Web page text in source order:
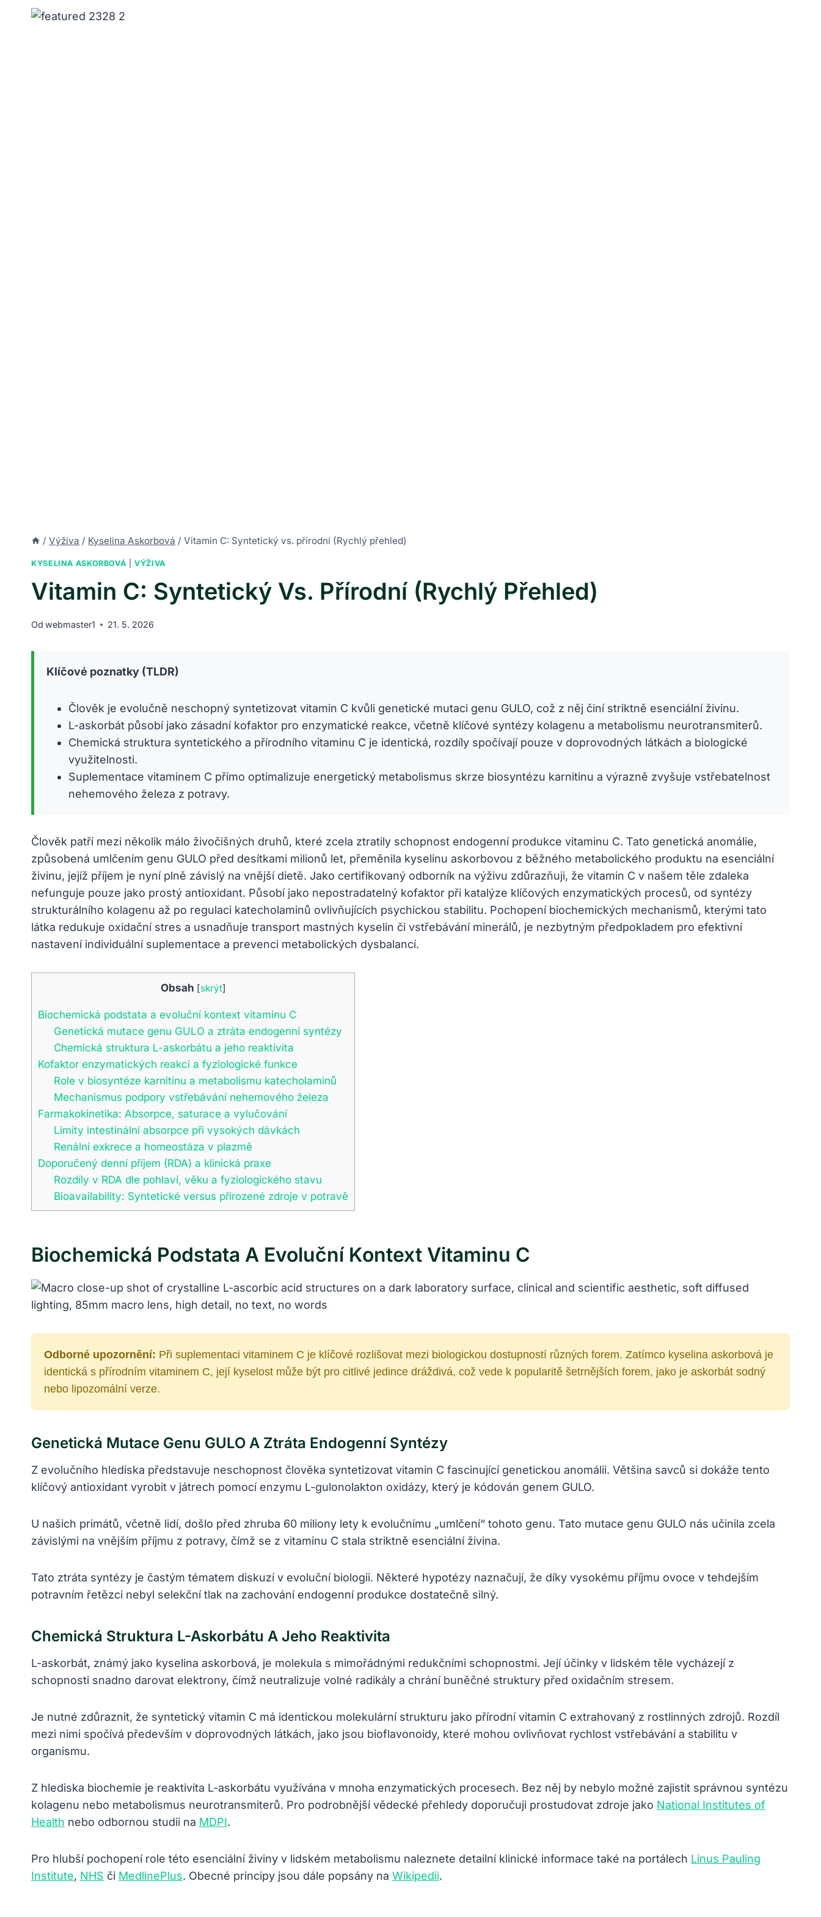
/ Výživa / Kyselina Askorbová / Vitamin C: Syntetický vs. přírodní (Rychlý přehled)
KYSELINA ASKORBOVÁ |VÝŽIVA
Vitamin C: Syntetický Vs. Přírodní (Rychlý Přehled)
Od webmaster1 21. 5. 2026
Klíčové poznatky (TLDR)
Člověk je evolučně neschopný syntetizovat vitamin C kvůli genetické mutaci genu GULO, což z něj činí striktně esenciální živinu.
L-askorbát působí jako zásadní kofaktor pro enzymatické reakce, včetně klíčové syntézy kolagenu a metabolismu neurotransmiterů.
Chemická struktura syntetického a přírodního vitaminu C je identická, rozdíly spočívají pouze v doprovodných látkách a biologické
využitelnosti.
Suplementace vitaminem C přímo optimalizuje energetický metabolismus skrze biosyntézu karnitinu a výrazně zvyšuje vstřebatelnost
nehemového železa z potravy.
Člověk patří mezi několik málo živočišných druhů, které zcela ztratily schopnost endogenní produkce vitaminu C. Tato genetická anomálie,
způsobená umlčením genu GULO před desítkami milionů let, přeměnila kyselinu askorbovou z běžného metabolického produktu na esenciální
živinu, jejíž příjem je nyní plně závislý na vnější dietě. Jako certifikovaný odborník na výživu zdůrazňuji, že vitamin C v našem těle zdaleka
nefunguje pouze jako prostý antioxidant. Působí jako nepostradatelný kofaktor při katalýze klíčových enzymatických procesů, od syntézy
strukturálního kolagenu až po regulaci katecholaminů ovlivňujících psychickou stabilitu. Pochopení biochemických mechanismů, kterými tato
látka redukuje oxidační stres a usnadňuje transport mastných kyselin či vstřebávání minerálů, je nezbytným předpokladem pro efektivní
nastavení individuální suplementace a prevenci metabolických dysbalancí.
Obsah [skrýt]
Biochemická podstata a evoluční kontext vitaminu C
Genetická mutace genu GULO a ztráta endogenní syntézy
Chemická struktura L-askorbátu a jeho reaktivita
Kofaktor enzymatických reakcí a fyziologické funkce
Role v biosyntéze karnitinu a metabolismu katecholaminů
Mechanismus podpory vstřebávání nehemového železa
Farmakokinetika: Absorpce, saturace a vylučování
Limity intestinální absorpce při vysokých dávkách
Renální exkrece a homeostáza v plazmě
Doporučený denní příjem (RDA) a klinická praxe
Rozdíly v RDA dle pohlaví, věku a fyziologického stavu
Bioavailability: Syntetické versus přirozené zdroje v potravě
Biochemická Podstata A Evoluční Kontext Vitaminu C
Odborné upozornění: Při suplementaci vitaminem C je klíčové rozlišovat mezi biologickou dostupností různých forem. Zatímco kyselina askorbová je
identická s přírodním vitaminem C, její kyselost může být pro citlivé jedince dráždivá, což vede k popularitě šetrnějších forem, jako je askorbát sodný
nebo lipozomální verze.
Genetická Mutace Genu GULO A Ztráta Endogenní Syntézy
Z evolučního hlediska představuje neschopnost člověka syntetizovat vitamin C fascinující genetickou anomálii. Většina savců si dokáže tento
klíčový antioxidant vyrobit v játrech pomocí enzymu L-gulonolakton oxidázy, který je kódován genem GULO.
U našich primátů, včetně lidí, došlo před zhruba 60 miliony lety k evolučnímu „umlčení“ tohoto genu. Tato mutace genu GULO nás učinila zcela
závislými na vnějším příjmu z potravy, čímž se z vitaminu C stala striktně esenciální živina.
Tato ztráta syntézy je častým tématem diskuzí v evoluční biologii. Některé hypotézy naznačují, že díky vysokému příjmu ovoce v tehdejším
potravním řetězci nebyl selekční tlak na zachování endogenní produkce dostatečně silný.
Chemická Struktura L-Askorbátu A Jeho Reaktivita
L-askorbát, známý jako kyselina askorbová, je molekula s mimořádnými redukčními schopnostmi. Její účinky v lidském těle vycházejí z
schopnosti snadno darovat elektrony, čímž neutralizuje volné radikály a chrání buněčné struktury před oxidačním stresem.
Je nutné zdůraznit, že syntetický vitamin C má identickou molekulární strukturu jako přírodní vitamin C extrahovaný z rostlinných zdrojů. Rozdíl
mezi nimi spočívá především v doprovodných látkách, jako jsou bioflavonoidy, které mohou ovlivňovat rychlost vstřebávání a stabilitu v
organismu.
Z hlediska biochemie je reaktivita L-askorbátu využívána v mnoha enzymatických procesech. Bez něj by nebylo možné zajistit správnou syntézu
kolagenu nebo metabolismus neurotransmiterů. Pro podrobnější vědecké přehledy doporučuji prostudovat zdroje jako National Institutes of
Health nebo odbornou studii na MDPI.
Pro hlubší pochopení role této esenciální živiny v lidském metabolismu naleznete detailní klinické informace také na portálech Linus Pauling
Institute, NHS či MedlinePlus. Obecné principy jsou dále popsány na Wikipedii.